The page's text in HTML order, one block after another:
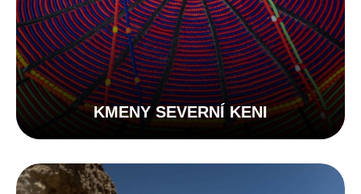
KMENY SEVERNÍ KENI